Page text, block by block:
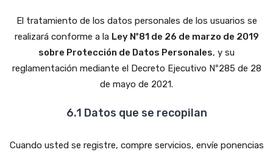
El tratamiento de los datos personales de los usuarios se
realizará conforme a la Ley Nº81 de 26 de marzo de 2019
sobre Protección de Datos Personales, y su
reglamentación mediante el Decreto Ejecutivo Nº285 de 28
de mayo de 2021.
6.1 Datos que se recopilan
Cuando usted se registre, compre servicios, envíe ponencias